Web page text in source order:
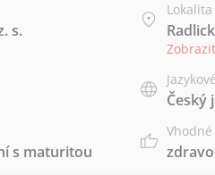
s.
Lokalita
Český
s maturitou